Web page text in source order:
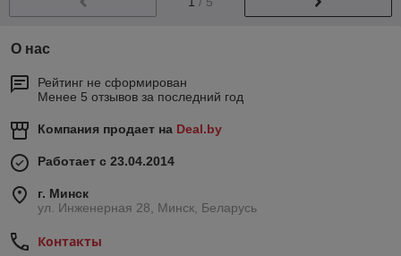
О нас
Рейтинг не сформирован
Менее 5 отзывов за последний год
Компания продает на Deal.by
Работает с 23.04.2014
г. Минск
ул. Инженерная 28, Минск, Беларусь
Контакты